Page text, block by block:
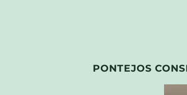
PONTEJOS